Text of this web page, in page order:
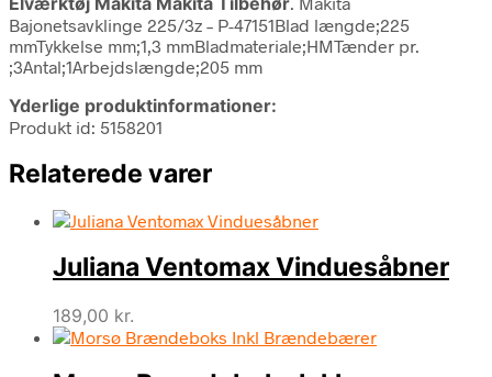
Bajonetsavklinge 225/3z – P-47151Blad længde;225
mmTykkelse mm;1,3 mmBladmateriale;HMTænder pr.
;3Antal;1Arbejdslængde;205 mm
Yderlige produktinformationer:
Produkt id: 5158201
Relaterede varer
Juliana Ventomax Vinduesåbner
189,00 kr.